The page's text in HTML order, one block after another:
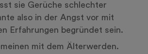
sie Gerüche schlechter
also in der Angst vor mit
Erfahrungen begründet sein.
mit dem Älterwerden.